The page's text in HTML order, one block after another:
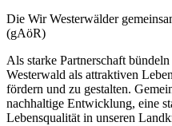
Die Wir Westerwälder
(gAöR)
Als starke Partnerschaft
Westerwald als attraktiven
fördern und zu gestalten.
nachhaltige Entwicklung, eine
Lebensqualität in unseren